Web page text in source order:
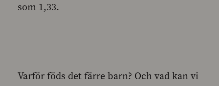
som 1,33.
Varför föds det färre barn? Och vad kan vi